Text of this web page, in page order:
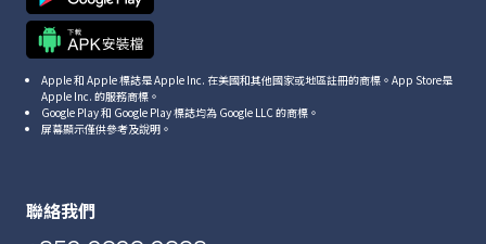
Apple 和 Apple 標誌是 Apple Inc. 在美國和其他國家或地區註冊的商標。App Store是
Apple Inc. 的服務商標。
Google Play 和 Google Play 標誌均為 Google LLC 的商標。
屏幕顯示僅供參考及說明。
聯絡我們